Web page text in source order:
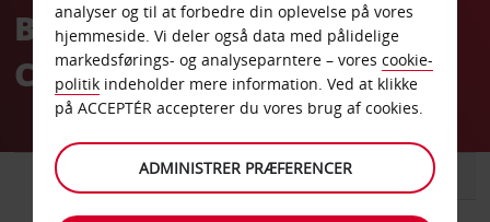
AvisBilleje Kun
Chaufførservice
VAREVOGN
analyser og til at forbedre din oplevelse på vores
hjemmeside. Vi deler også data med pålidelige
markedsførings- og analyseparntere – vores cookie-
politik indeholder mere information. Ved at klikke
på ACCEPTÉR accepterer du vores brug af cookies.
ADMINISTRER PRÆFERENCER